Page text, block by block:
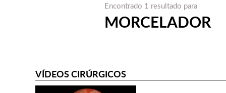
Encontrado 1 resultado para
MORCELADOR
VÍDEOS
CIRÚRGICOS
VÍDEOS CIRÚRGICOS